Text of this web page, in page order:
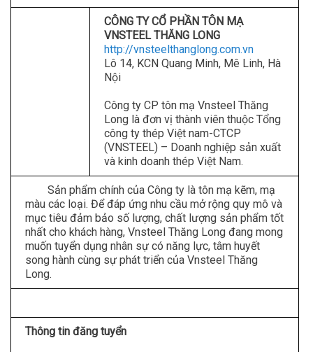
CÔNG TY CỔ PHẦN TÔN MẠ
VNSTEEL THĂNG LONG
http://vnsteelthanglong.com.vn
Lô 14, KCN Quang Minh, Mê Linh, Hà
Nội
Công ty CP tôn mạ Vnsteel Thăng
Long là đơn vị thành viên thuộc Tổng
công ty thép Việt nam-CTCP
(VNSTEEL) – Doanh nghiệp sản xuất
và kinh doanh thép Việt Nam.
Sản phẩm chính của Công ty là tôn mạ kẽm, mạ
màu các loại. Để đáp ứng nhu cầu mở rộng quy mô và
mục tiêu đảm bảo số lượng, chất lượng sản phẩm tốt
nhất cho khách hàng, Vnsteel Thăng Long đang mong
muốn tuyển dụng nhân sự có năng lực, tâm huyết
song hành cùng sự phát triển của Vnsteel Thăng
Long.
Thông tin đăng tuyển